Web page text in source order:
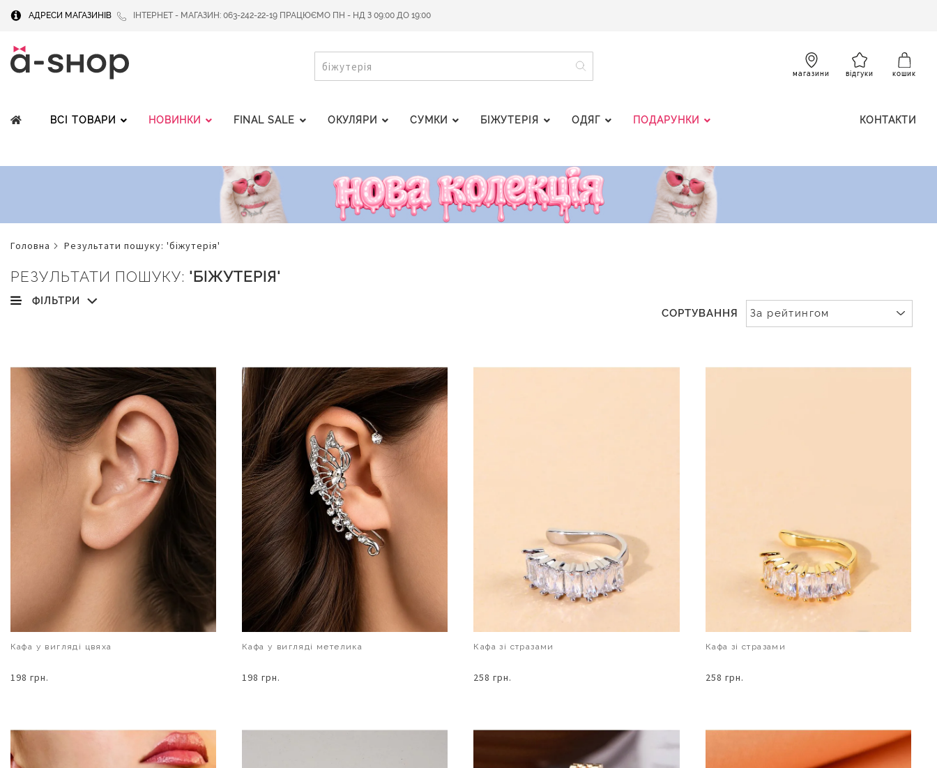
АДРЕСИ МАГАЗИНІВ ІНТЕРНЕТ - МАГАЗИН: 063-242-22-19 ПРАЦЮЄМО ПН - НД З 09:00 ДО 19:00
ПОШУК
ПОШУК
магазини відгуки кошик
ВСІ ТОВАРИ НОВИНКИ FINAL SALE ОКУЛЯРИ СУМКИ БІЖУТЕРІЯ ОДЯГ ПОДАРУНКИ КОНТАКТИ
головна результати пошуку: 'біжутерія'
РЕЗУЛЬТАТИ ПОШУКУ: 'БІЖУТЕРІЯ'
ФІЛЬТРИ
СОРТУВАННЯ
Кафа у вигляді цвяха
198 грн.
Кафа у вигляді метелика
198 грн.
Кафа зі стразами
258 грн.
Кафа зі стразами
258 грн.